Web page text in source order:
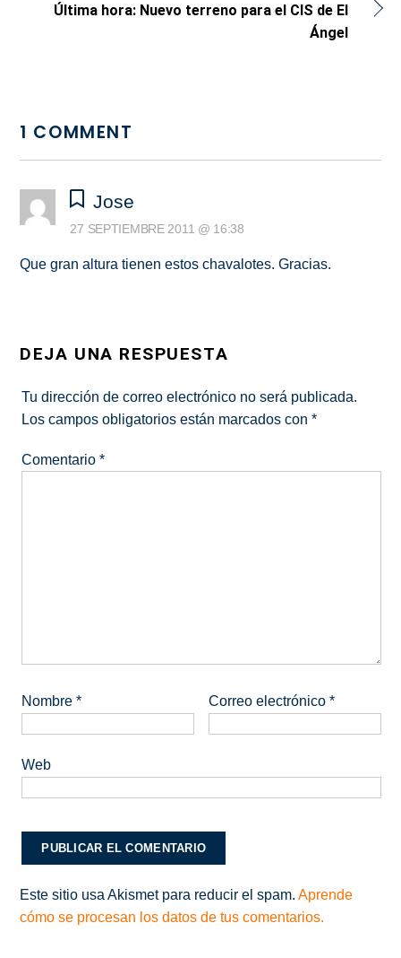
Última hora: Nuevo terreno para el CIS de El
Ángel
1 COMMENT
Jose
27 SEPTIEMBRE 2011 @ 16:38
Que gran altura tienen estos chavalotes. Gracias.
DEJA UNA RESPUESTA
Tu dirección de correo electrónico no será publicada.
Los campos obligatorios están marcados con*
Comentario*
Nombre* Correo electrónico*
Web
Este sitio usa Akismet para reducir el spam.Aprende
cómo se procesan los datos de tus comentarios.